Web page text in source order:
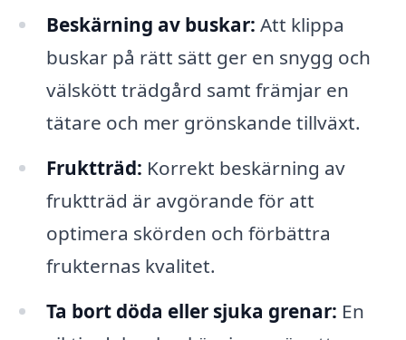
Beskärning av buskar: Att klippa
buskar på rätt sätt ger en snygg och
välskött trädgård samt främjar en
tätare och mer grönskande tillväxt.
Fruktträd: Korrekt beskärning av
fruktträd är avgörande för att
optimera skörden och förbättra
frukternas kvalitet.
Ta bort döda eller sjuka grenar: En